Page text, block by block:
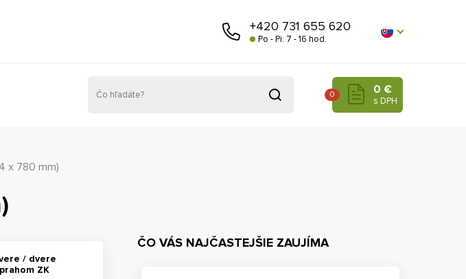
+420 731 655 620
Po - Pi: 7 - 16 hod.
0 €
s DPH
0
x 780 mm)
/ dvere
ZK
ČO VÁS NAJČASTEJŠIE ZAUJÍMA